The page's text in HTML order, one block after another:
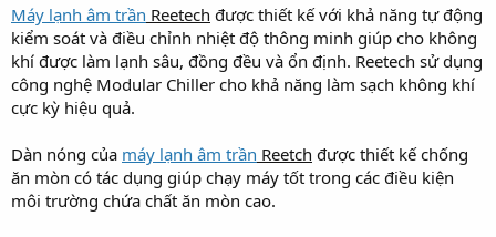
Máy lạnh âm trần Reetech được thiết kế với khả năng tự động
kiểm soát và điều chỉnh nhiệt độ thông minh giúp cho không
khí được làm lạnh sâu, đồng đều và ổn định. Reetech sử dụng
công nghệ Modular Chiller cho khả năng làm sạch không khí
cực kỳ hiệu quả.
Dàn nóng của máy lạnh âm trần Reetch được thiết kế chống
ăn mòn có tác dụng giúp chạy máy tốt trong các điều kiện
môi trường chứa chất ăn mòn cao.